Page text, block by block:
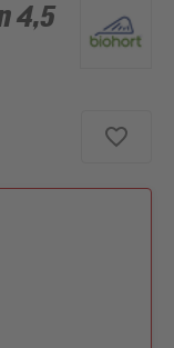
4,5